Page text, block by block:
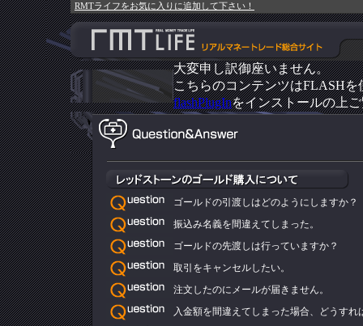
RMTライフをお気に入りに追加して下さい！
大変申し訳御座いません。
こちらのコンテンツはFLASH
flashPlugInをインストールの上
ゴールドの引渡しはどのようにしますか？
振込み名義を間違えてしまった。
ゴールドの先渡しは行っていますか？
取引をキャンセルしたい。
注文したのにメールが届きません。
入金額を間違えてしまった場合、どうすれ